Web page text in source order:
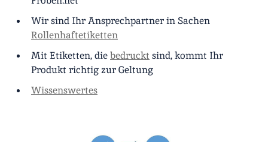
Wir sind Ihr Ansprechpartner in Sachen
Rollenhaftetiketten
Mit Etiketten, diebedruckt sind, kommt Ihr
Produkt richtig zur Geltung
Wissenswertes